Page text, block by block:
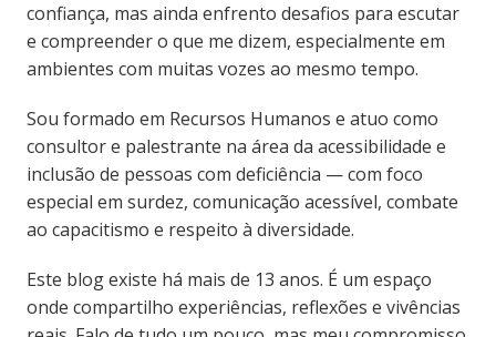
confiança, mas ainda enfrento desafios para escutar
e compreender o que me dizem, especialmente em
ambientes com muitas vozes ao mesmo tempo.
Sou formado em Recursos Humanos e atuo como
consultor e palestrante na área da acessibilidade e
inclusão de pessoas com deficiência — com foco
especial em surdez, comunicação acessível, combate
ao capacitismo e respeito à diversidade.
Este blog existe há mais de 13 anos. É um espaço
onde compartilho experiências, reflexões e vivências